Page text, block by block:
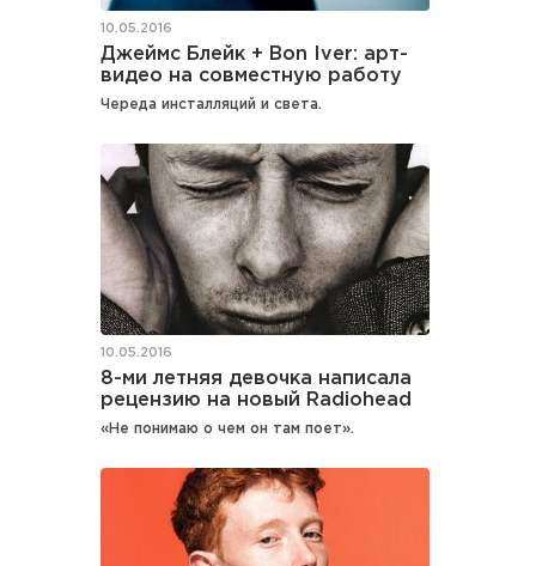
10.05.2016
Джеймс Блейк + Bon Iver: арт-
видео на совместную работу
Череда инсталляций и света.
10.05.2016
8-ми летняя девочка написала
рецензию на новый Radiohead
«Не понимаю о чем он там поет».